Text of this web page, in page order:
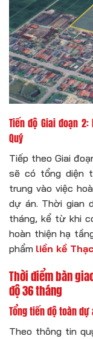
Tiến độ Giai đoạn
Quý
Tiếp theo Giai
sẽ có tổng diện
trung vào việc
dự án. Thời gian
tháng, kể từ khi
hoàn thiện hạ
phẩm liền kề
Thời điểm bàn
độ 36 tháng
Tổng tiến độ toàn dự
Theo thông tin